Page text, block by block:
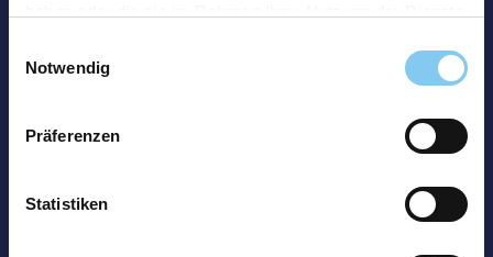
Notwendig
Präferenzen
Statistiken